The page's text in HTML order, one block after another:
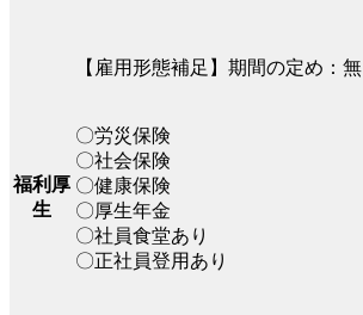
【雇用形態補足】期間の定め：無
福利厚
生
〇労災保険
〇社会保険
〇健康保険
〇厚生年金
〇社員食堂あり
〇正社員登用あり